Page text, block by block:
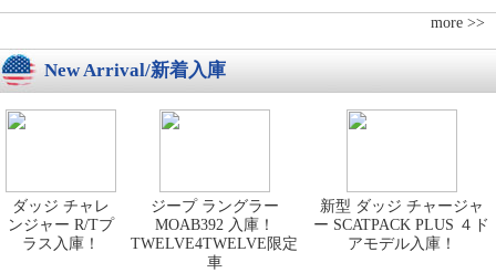
more >>
New Arrival/新着入庫
ダッジ チャレ
ンジャー R/Tプ
ラス入庫！
ジープ ラングラー
MOAB392 入庫！
TWELVE4TWELVE限定
車
新型 ダッジ チャージャ
ー SCATPACK PLUS ４ド
アモデル入庫！